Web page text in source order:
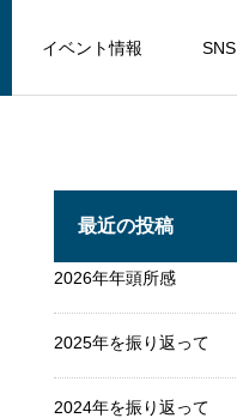
イベント情報 SNS
最近の投稿
2026年年頭所感
2025年を振り返って
2024年を振り返って